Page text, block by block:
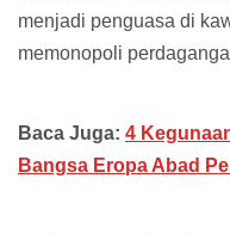
menjadi penguasa di
memonopoli
Baca Juga: 4
Bangsa Eropa Abad